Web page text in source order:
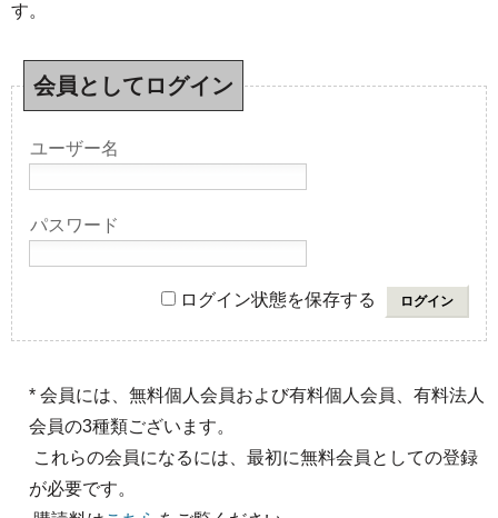
す。
会員としてログイン
ユーザー名
パスワード
ログイン状態を保存する
* 会員には、無料個人会員および有料個人会員、有料法人
会員の3種類ございます。
これらの会員になるには、最初に無料会員としての登録
が必要です。